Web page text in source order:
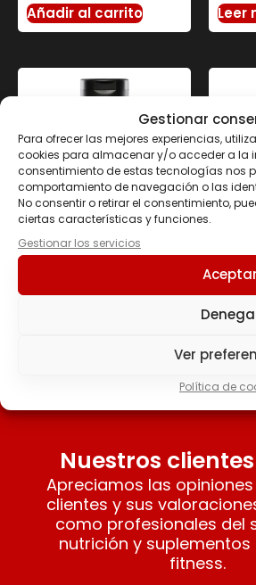
Gestionar
Para ofrecer las mejores experiencias,
cookies para almacenar y/o acceder a la
consentimiento de estas tecnologías nos
comportamiento de navegación o las
No consentir o retirar el consentimiento,
ciertas características y funciones.
Gestionar los servicios
Aceptar
Ver
Política de
Añadir al carrito Leer
SALSA ZERO 320 ML
3.90€
22.70
Nuestros
Apreciamos las
clientes y sus
como profesionales del
nutrición y
fitness.